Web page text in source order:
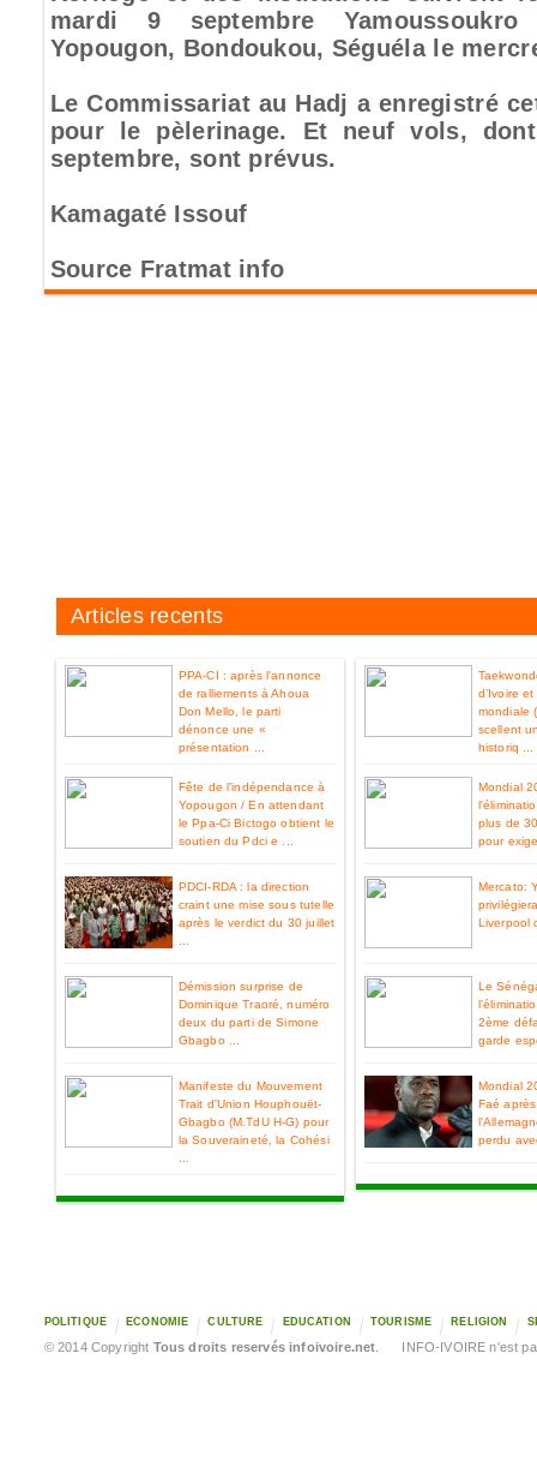
mardi 9 septembre
Yopougon, Bondoukou, Séguéla le
Le Commissariat au Hadj a enregistré
pour le pèlerinage. Et neuf vols,
septembre, sont prévus.
Kamagaté Issouf
Source Fratmat info
Articles recents
PPA-CI : après l'annonce
de ralliements à Ahoua
Don Mello, le parti
dénonce une «
présentation ...
Fête de l’indépendance à
Yopougon / En attendant
le Ppa-Ci Bictogo obtient le
soutien du Pdci e ...
PDCI-RDA : la direction
craint une mise sous tutelle
après le verdict du 30 juillet
...
Démission surprise de
Dominique Traoré, numéro
deux du parti de Simone
Gbagbo ...
Manifeste du Mouvement
Trait d'Union Houphouët-
Gbagbo (M.TdU H-G) pour
la Souveraineté, la Cohési
...
d’Ivoire
mondiale
scellent
historiq ...
Mondial
plus de
pour
Mercato:
Liverpool
Le
2ème
garde
Mondial
Faé
perdu
POLITIQUE ECONOMIE CULTURE EDUCATION TOURISME RELIGION
© 2014 Copyright Tous droits reservés infoivoire.net . INFO-IVOIRE n'est